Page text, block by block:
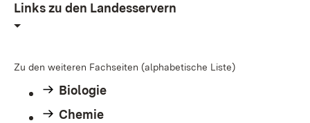
Links zu den Landesservern
Zu den weiteren Fachseiten (alphabetische Liste)
Biologie
Chemie